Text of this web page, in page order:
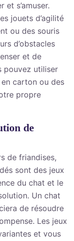
et s’amuser.
jouets d’agilité
ou des souris
d’obstacles
et de
pouvez utiliser
carton ou des
propre
de
de friandises,
sont des jeux
du chat et le
Un chat
de résoudre
Les jeux
et vous